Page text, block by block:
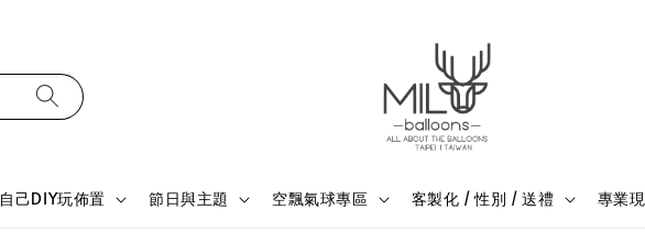
自己DIY玩佈置 節日與主題 空飄氣球專區 客製化 / 性別 / 送禮 專業